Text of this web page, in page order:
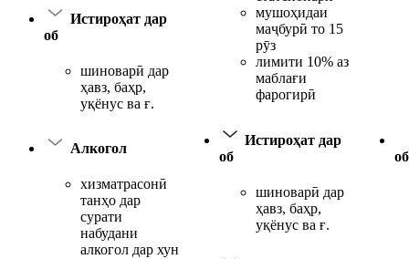
Истироҳат дар
об
шиноварӣ дар
ҳавз, баҳр,
уқёнус ва ғ.
Алкогол
хизматрасонӣ
танҳо дар
сурати
набудани
алкогол дар хун
мушоҳидаи
маҷбурӣ то 15
рӯз
лимити 10% аз
маблағи
фарогирӣ
Истироҳат дар
об
шиноварӣ дар
ҳавз, баҳр,
уқёнус ва ғ.
об